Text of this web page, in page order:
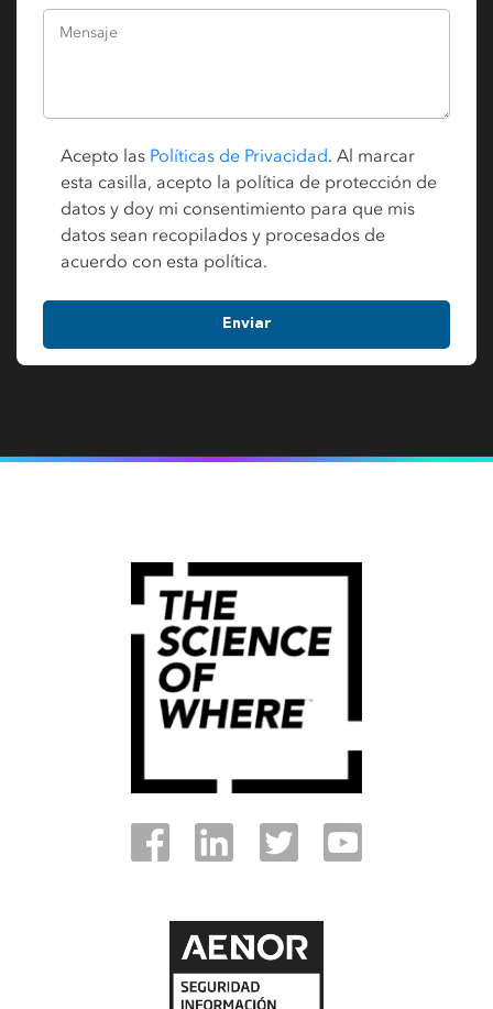
Acepto las Políticas de Privacidad. Al marcar
esta casilla, acepto la política de protección de
datos y doy mi consentimiento para que mis
datos sean recopilados y procesados de
acuerdo con esta política.